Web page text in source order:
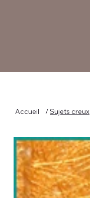
Accueil /Sujets creux